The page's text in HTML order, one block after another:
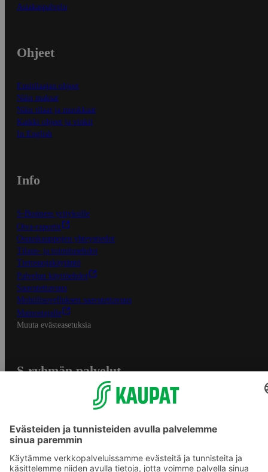
Asiakaspalvelu
Ohjeet
Ensitilaajan ohjeet
Näin maksat
Näin tilaat ja muokkaat
Kaikki ohjeet ja vinkit
In English
Info
S-Business yrityksille
Oiva-raportit
Osuuskauppojen yhteystiedot
Tilaus- ja toimitusehdot
Tietosuojakäytäntö
Palvelun käyttöehdot
Saavutettavuus
Mobiilisovelluksen saavutettavuus
Mainostajalle
Muuta evästeasetuksia
S-ryhmän palvelut
Yhteishyvä Ruoka -sovellus
S-ostoslista -sovellus
Prisma.fi